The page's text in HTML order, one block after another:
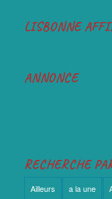
LISBONNE
ANNONCE
RECHERCHE
Ailleurs a la une